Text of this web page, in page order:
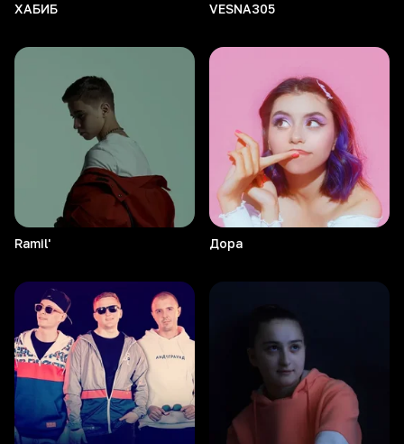
ХАБИБ VESNA305
Ramil' Дора